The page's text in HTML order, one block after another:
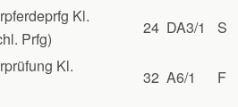
Kl.
Prfg)
24 DA3/1 S
Kl.
32 A6/1 F